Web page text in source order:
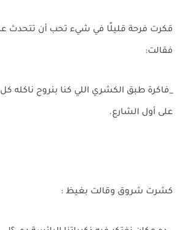
قكرت فرحة قليلًا في شيء تحب أن تتحدث
فقالت:
_فاكرة طبق الكشري اللي كنا بنروح ناكله
على أول الشارع.
كشرت شروق وقالت بغيظ :